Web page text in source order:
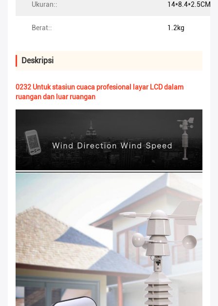
Ukuran:: 14*8.4*2.5CM
Berat:: 1.2kg
Deskripsi
0232 Untuk stasiun cuaca profesional layar LCD dalam
ruangan dan luar ruangan